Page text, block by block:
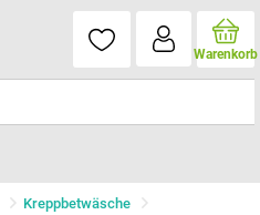
Warenkorb
Kreppbetwäsche